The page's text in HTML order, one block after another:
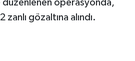
düzenlenen operasyonda,
zanlı gözaltına alındı.